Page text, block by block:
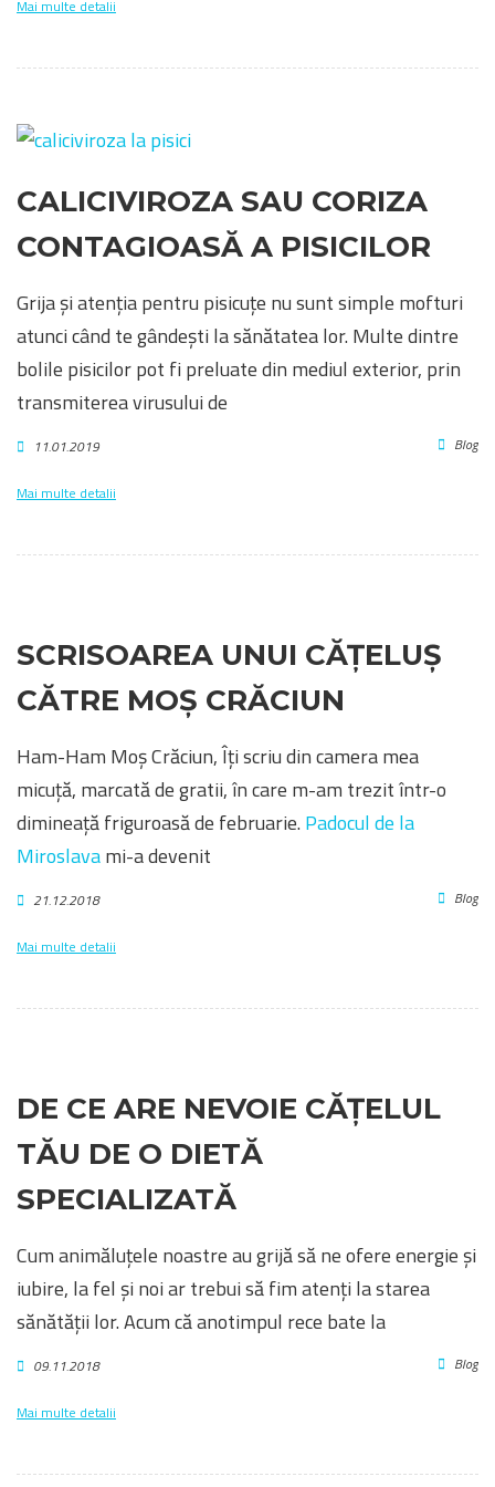
Mai multe detalii
CALICIVIROZA SAU CORIZA
CONTAGIOASĂ A PISICILOR
Grija și atenția pentru pisicuțe nu sunt simple mofturi
atunci când te gândești la sănătatea lor. Multe dintre
bolile pisicilor pot fi preluate din mediul exterior, prin
transmiterea virusului de
11.01.2019 Blog
Mai multe detalii
SCRISOAREA UNUI CĂȚELUȘ
CĂTRE MOȘ CRĂCIUN
Ham-Ham Moș Crăciun, Îți scriu din camera mea
micuță, marcată de gratii, în care m-am trezit într-o
dimineață friguroasă de februarie. Padocul de la
Miroslavami-a devenit
21.12.2018 Blog
Mai multe detalii
DE CE ARE NEVOIE CĂȚELUL
TĂU DE O DIETĂ
SPECIALIZATĂ
Cum animăluțele noastre au grijă să ne ofere energie și
iubire, la fel și noi ar trebui să fim atenți la starea
sănătății lor. Acum că anotimpul rece bate la
09.11.2018 Blog
Mai multe detalii